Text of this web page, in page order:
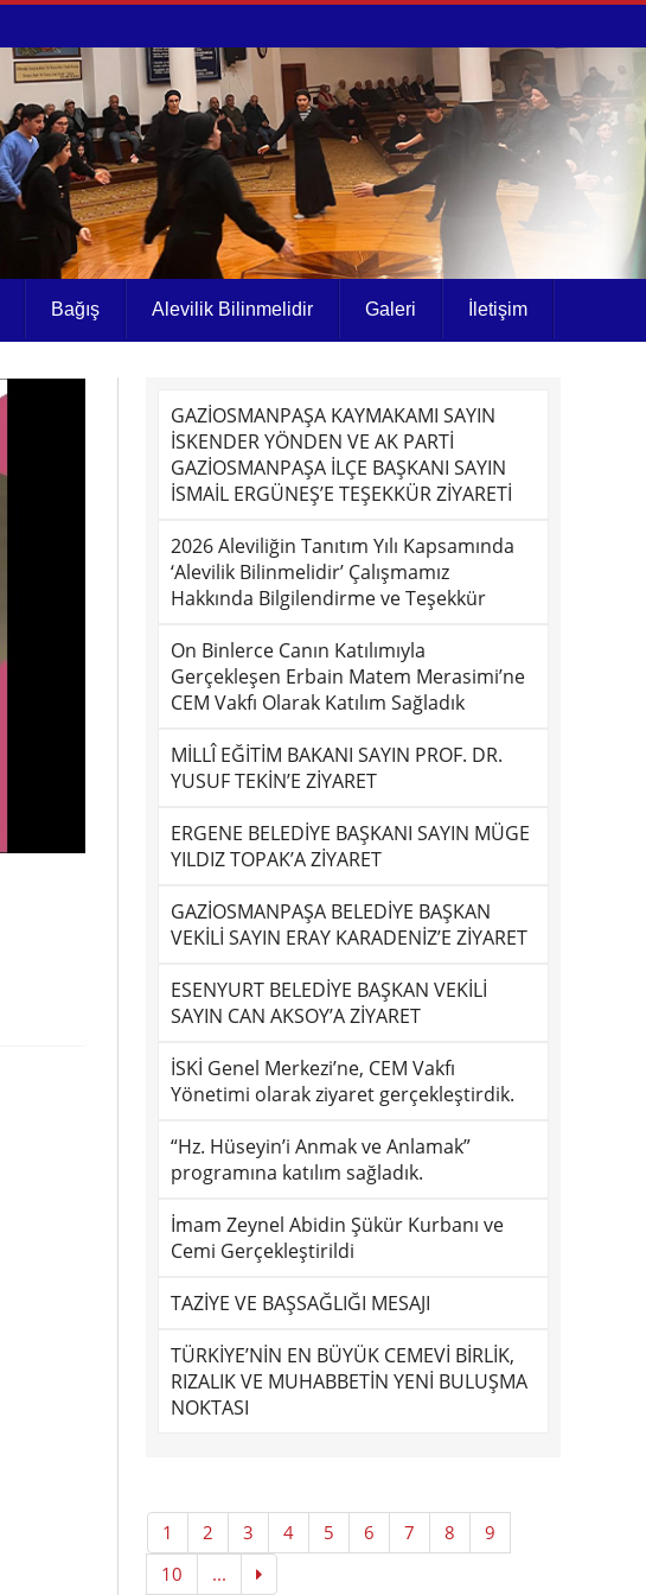
Bağış Alevilik Bilinmelidir Galeri İletişim
GAZİOSMANPAŞA KAYMAKAMI SAYIN
İSKENDER YÖNDEN VE AK PARTİ
GAZİOSMANPAŞA İLÇE BAŞKANI SAYIN
İSMAİL ERGÜNEŞ’E TEŞEKKÜR ZİYARETİ
2026 Aleviliğin Tanıtım Yılı Kapsamında
‘Alevilik Bilinmelidir’ Çalışmamız
Hakkında Bilgilendirme ve Teşekkür
On Binlerce Canın Katılımıyla
Gerçekleşen Erbain Matem Merasimi’ne
CEM Vakfı Olarak Katılım Sağladık
MİLLÎ EĞİTİM BAKANI SAYIN PROF. DR.
YUSUF TEKİN’E ZİYARET
ERGENE BELEDİYE BAŞKANI SAYIN MÜGE
YILDIZ TOPAK’A ZİYARET
GAZİOSMANPAŞA BELEDİYE BAŞKAN
VEKİLİ SAYIN ERAY KARADENİZ’E ZİYARET
ESENYURT BELEDİYE BAŞKAN VEKİLİ
SAYIN CAN AKSOY’A ZİYARET
İSKİ Genel Merkezi’ne, CEM Vakfı
Yönetimi olarak ziyaret gerçekleştirdik.
“Hz. Hüseyin’i Anmak ve Anlamak”
programına katılım sağladık.
İmam Zeynel Abidin Şükür Kurbanı ve
Cemi Gerçekleştirildi
TAZİYE VE BAŞSAĞLIĞI MESAJI
TÜRKİYE’NİN EN BÜYÜK CEMEVİ BİRLİK,
RIZALIK VE MUHABBETİN YENİ BULUŞMA
NOKTASI
1 2 3 4 5 6 7 8
9
10
...